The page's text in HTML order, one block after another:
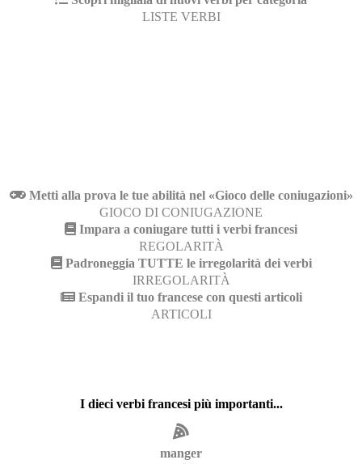
LISTE VERBI
Metti alla prova le tue abilità nel «Gioco delle coniugazioni»
GIOCO DI CONIUGAZIONE
Impara a coniugare tutti i verbi francesi
REGOLARITÀ
Padroneggia TUTTE le irregolarità dei verbi
IRREGOLARITÀ
Espandi il tuo francese con questi articoli
ARTICOLI
I dieci verbi francesi più importanti...
manger